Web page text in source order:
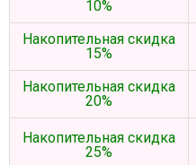
10%
Накопительная скидка
15%
Накопительная скидка
20%
Накопительная скидка
25%